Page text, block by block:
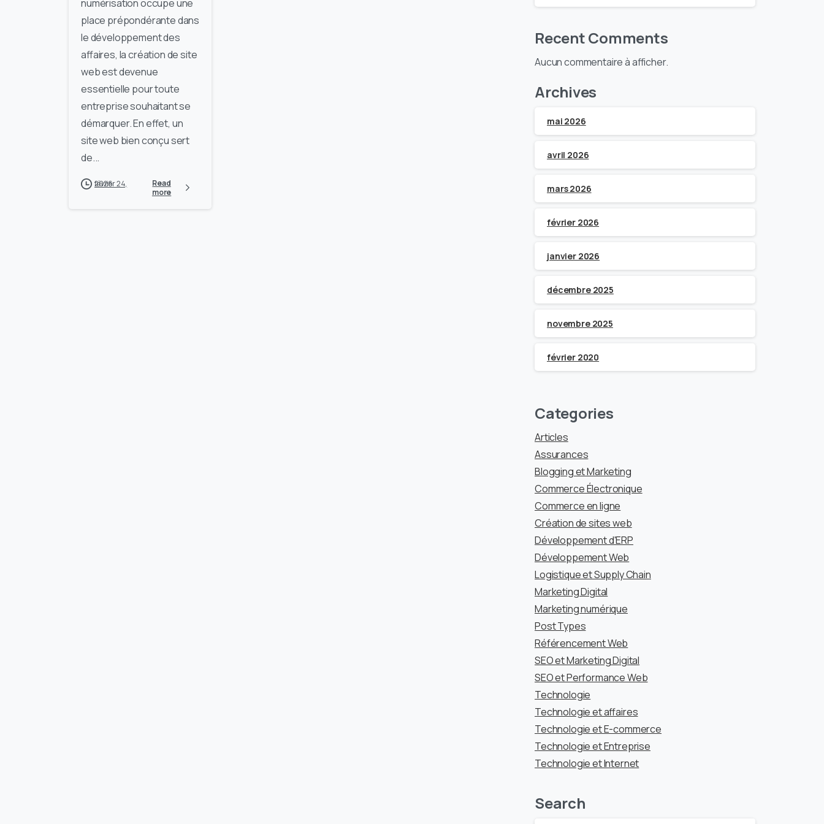
numérisation occupe une
place prépondérante dans
le développement des
affaires, la création de site
web est devenue
essentielle pour toute
entreprise souhaitant se
démarquer. En effet, un
site web bien conçu sert
de...
février 24, 2026
Read
more
Recent Comments
Aucun commentaire à afficher.
Archives
mai 2026
avril 2026
mars 2026
février 2026
janvier 2026
décembre 2025
novembre 2025
février 2020
Categories
Articles
Assurances
Blogging et Marketing
Commerce Électronique
Commerce en ligne
Création de sites web
Développement d'ERP
Développement Web
Logistique et Supply Chain
Marketing Digital
Marketing numérique
Post Types
Référencement Web
SEO et Marketing Digital
SEO et Performance Web
Technologie
Technologie et affaires
Technologie et E-commerce
Technologie et Entreprise
Technologie et Internet
Search